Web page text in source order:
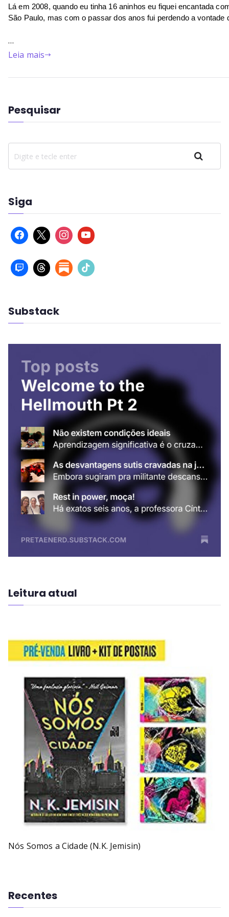
Lá em 2008, quando eu tinha 16 aninhos eu fiquei encantada
São Paulo, mas com o passar dos anos fui perdendo a
…
Leia mais
Pesquisar
Pesquisar
Siga
Substack
Leitura atual
Nós Somos a Cidade (N.K. Jemisin)
Recentes